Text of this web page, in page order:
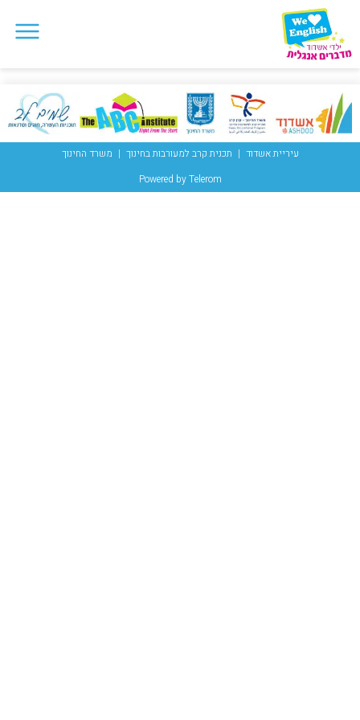
עיריית אשדוד תכנית קרב למעורבות בחינוך
משרד החינוך
Powered by Telerom